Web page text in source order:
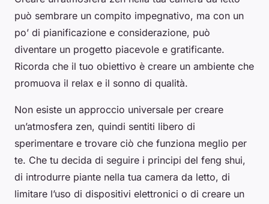
può sembrare un compito impegnativo, ma con un
po’ di pianificazione e considerazione, può
diventare un progetto piacevole e gratificante.
Ricorda che il tuo obiettivo è creare un ambiente che
promuova il relax e il sonno di qualità.
Non esiste un approccio universale per creare
un’atmosfera zen, quindi sentiti libero di
sperimentare e trovare ciò che funziona meglio per
te. Che tu decida di seguire i principi del feng shui,
di introdurre piante nella tua camera da letto, di
limitare l’uso di dispositivi elettronici o di creare un